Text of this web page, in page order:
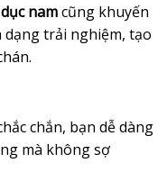
namcũng khuyến
dạng trải nghiệm, tạo
chắn, bạn dễ dàng
mà không sợ